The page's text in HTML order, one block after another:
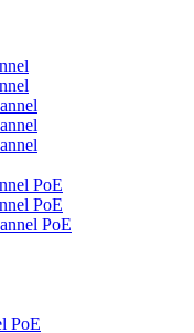
PoE
PoE
PoE
PoE